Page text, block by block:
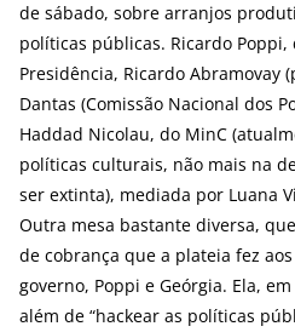
de sábado, sobre arranjos
políticas públicas. Ricardo Poppi,
Presidência, Ricardo Abramovay
Dantas (Comissão Nacional dos
Haddad Nicolau, do MinC
políticas culturais, não mais na
ser extinta), mediada por Luana
Outra mesa bastante diversa,
de cobrança que a plateia fez
governo, Poppi e Geórgia. Ela,
além de “hackear as políticas